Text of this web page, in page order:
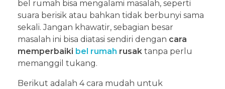
bel rumah bisa mengalami masalah, seperti
suara berisik atau bahkan tidak berbunyi sama
sekali. Jangan khawatir, sebagian besar
masalah ini bisa diatasi sendiri dengan cara
memperbaiki bel rumah rusak tanpa perlu
memanggil tukang.
Berikut adalah 4 cara mudah untuk